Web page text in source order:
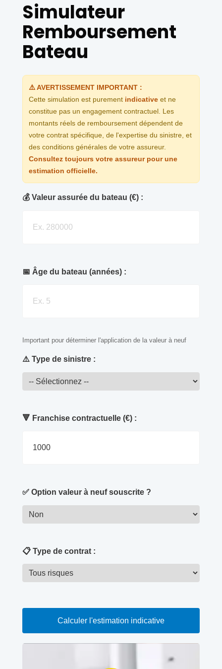
Simulateur
Remboursement
Bateau
⚠️ AVERTISSEMENT IMPORTANT :
Cette simulation est purement indicative et ne
constitue pas un engagement contractuel. Les
montants réels de remboursement dépendent de
votre contrat spécifique, de l'expertise du sinistre, et
des conditions générales de votre assureur.
Consultez toujours votre assureur pour une
estimation officielle.
💰 Valeur assurée du bateau (€) :
📅 Âge du bateau (années) :
Important pour déterminer l'application de la valeur à neuf
⚠️ Type de sinistre :
🔻 Franchise contractuelle (€) :
✅ Option valeur à neuf souscrite ?
📋 Type de contrat :
Calculer l'estimation indicative